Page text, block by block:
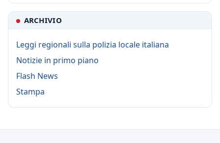
ARCHIVIO
Leggi regionali sulla polizia locale italiana
Notizie in primo piano
Flash News
Stampa